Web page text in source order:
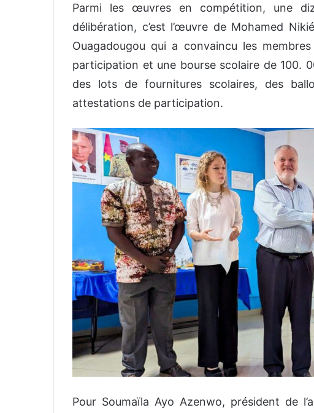
Parmi les œuvres en compétition, une
délibération, c’est l’œuvre de Mohamed
Ouagadougou qui a convaincu les
participation et une bourse scolaire de 100.
des lots de fournitures scolaires, des
attestations de participation.
Pour Soumaïla Ayo Azenwo, président de